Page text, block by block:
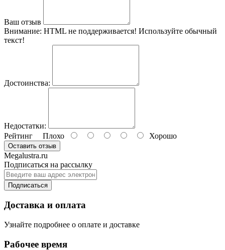
Ваш отзыв
Внимание: HTML не поддерживается! Используйте обычный
текст!
Достоинства:
Недостатки:
Рейтинг Плохо Хорошо
Оставить отзыв
Megalustra.ru
Подписаться на рассылку
Подписаться
Доставка и оплата
Узнайте подробнее о оплате и доставке
Рабочее время